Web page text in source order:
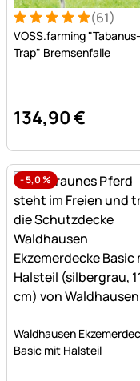
Bewertung: 5 von 5
61 Bewertungen
(61)
VOSS.farming "Tabanus-
Trap" Bremsenfalle
134,90€
-5,0%
Noch keine
Waldhausen
Basic mit Halsteil